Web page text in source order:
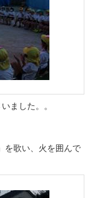
ました。。
歌い、火を囲んで